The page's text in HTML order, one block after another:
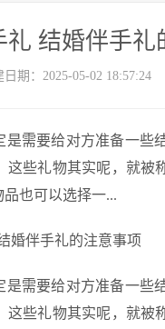
礼 结婚伴手礼
日期：2025-05-02 18:57:24
需要给对方准备一些
些礼物其实呢，就被
也可以选择一...
需要给对方准备一些
些礼物其实呢，就被